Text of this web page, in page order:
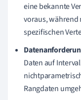
eine bekannte
voraus, während
spezifischen
Daten auf
Rangdaten